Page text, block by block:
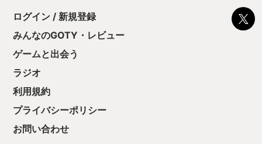
ちゃうじゃぁん
っと試すだけだ
て、クリアしち
ログイン / 新規登録
みんなのGOTY・レビュー
ゲームと出会う
ラジオ
利用規約
プライバシーポリシー
お問い合わせ